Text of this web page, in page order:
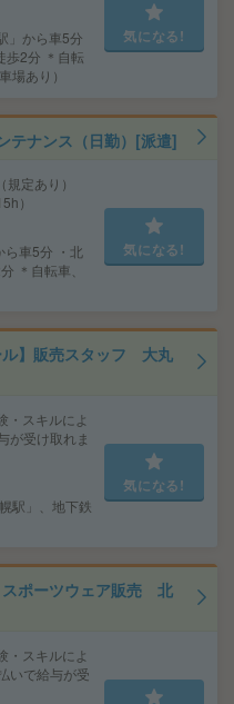
」から車5分
歩2分 ＊自転
場あり）
気になる!
テナンス（日勤）[派遣]
定あり）
）
ら車5分 ・北
＊自転車、
気になる!
ル】販売スタッフ 大丸
スキルによ
が受け取れま
駅」、地下鉄
気になる!
スポーツウェア販売 北
スキルによ
いで給与が受